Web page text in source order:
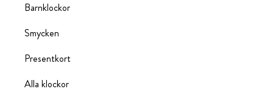
Barnklockor
Smycken
Presentkort
Alla klockor